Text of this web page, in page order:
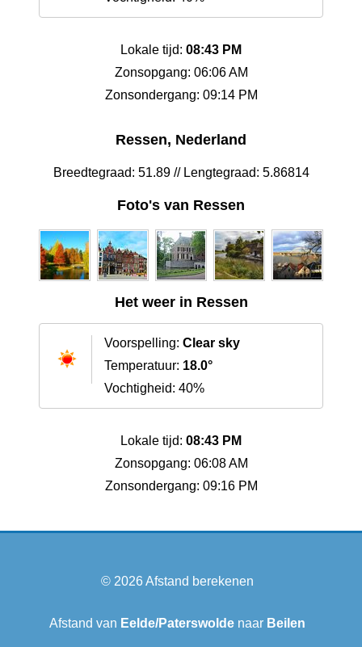
Lokale tijd: 08:43 PM
Zonsopgang: 06:06 AM
Zonsondergang: 09:14 PM
Ressen, Nederland
Breedtegraad: 51.89 // Lengtegraad: 5.86814
Foto's van Ressen
Het weer in Ressen
Voorspelling: Clear sky
Temperatuur: 18.0°
Vochtigheid: 40%
Lokale tijd: 08:43 PM
Zonsopgang: 06:08 AM
Zonsondergang: 09:16 PM
© 2026Afstand berekenen
Afstand van Eelde/Paterswoldenaar Beilen